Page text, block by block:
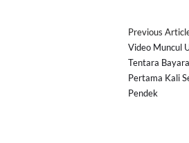
Previous
Video Muncul
Tentara
Pertama Kali
Pendek